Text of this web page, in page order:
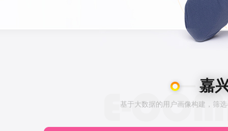
嘉
基于大数据的用户画像构建，筛